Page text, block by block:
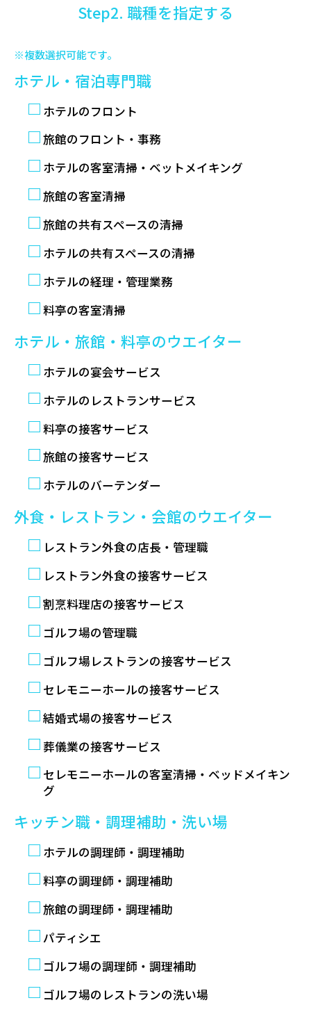
Step2. 職種を指定する
※複数選択可能です。
ホテル・宿泊専門職
ホテルのフロント
旅館のフロント・事務
ホテルの客室清掃・ベットメイキング
旅館の客室清掃
旅館の共有スペースの清掃
ホテルの共有スペースの清掃
ホテルの経理・管理業務
料亭の客室清掃
ホテル・旅館・料亭のウエイター
ホテルの宴会サービス
ホテルのレストランサービス
料亭の接客サービス
旅館の接客サービス
ホテルのバーテンダー
外食・レストラン・会館のウエイター
レストラン外食の店長・管理職
レストラン外食の接客サービス
割烹料理店の接客サービス
ゴルフ場の管理職
ゴルフ場レストランの接客サービス
セレモニーホールの接客サービス
結婚式場の接客サービス
葬儀業の接客サービス
セレモニーホールの客室清掃・ベッドメイキン
グ
キッチン職・調理補助・洗い場
ホテルの調理師・調理補助
料亭の調理師・調理補助
旅館の調理師・調理補助
パティシエ
ゴルフ場の調理師・調理補助
ゴルフ場のレストランの洗い場